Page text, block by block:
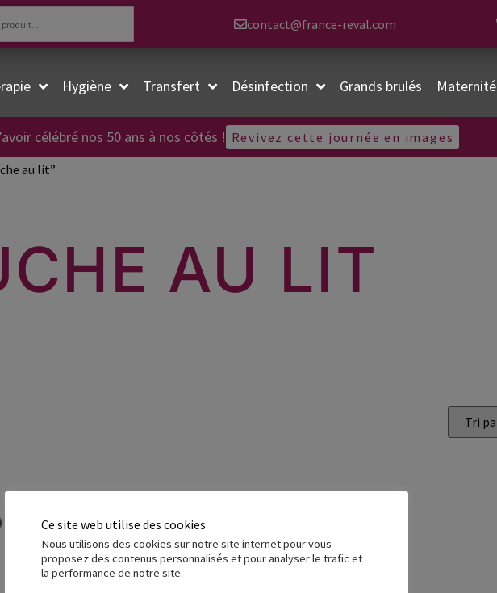
contact@france-reval.com
Hygiène Transfert Désinfection Grands brulés Maternité
célébré nos 50 ans à nos côtés ! Revivez cette journée en images
au lit”
AU LIT
Ce site web utilise des cookies
Nous utilisons des cookies sur notre site internet pour vous
proposez des contenus personnalisés et pour analyser le trafic et
la performance de notre site.